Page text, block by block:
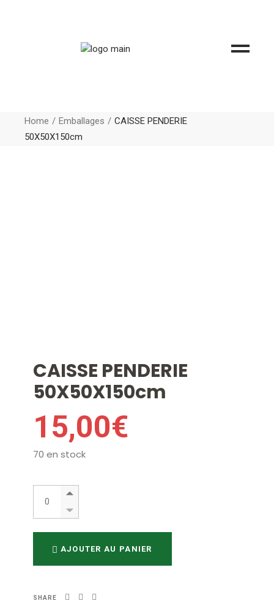
Home Emballages
CAISSE PENDERIE
50X50X150cm
CAISSE PENDERIE
50X50X150cm
15,00€
70 en stock
CAISSE PENDERIE 50X50X150cm quantity
AJOUTER AU PANIER
SHARE